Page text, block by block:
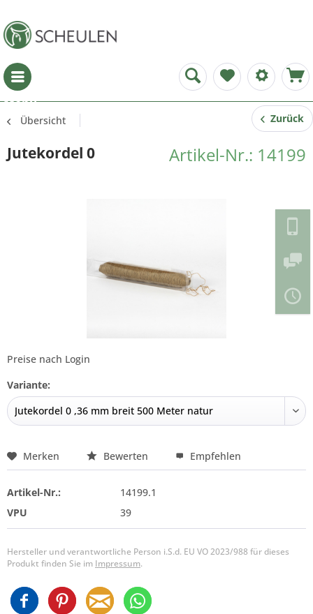
Menü
Übersicht Zurück
Artikel-Nr.: 14199
Jutekordel 0
Preise nach Login
Variante:
Merken Bewerten Empfehlen
Artikel-Nr.:
14199.1
VPU
39
Hersteller und verantwortliche Person i.S.d. EU VO 2023/988 für dieses
Produkt finden Sie im Impressum.